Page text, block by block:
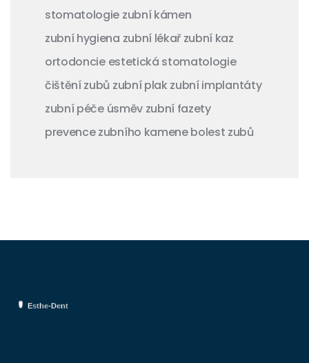
stomatologie zubní kámen
zubní hygiena zubní lékař zubní kaz
ortodoncie estetická stomatologie
čištění zubů zubní plak zubní implantáty
zubní péče úsměv zubní fazety
prevence zubního kamenebolest zubů